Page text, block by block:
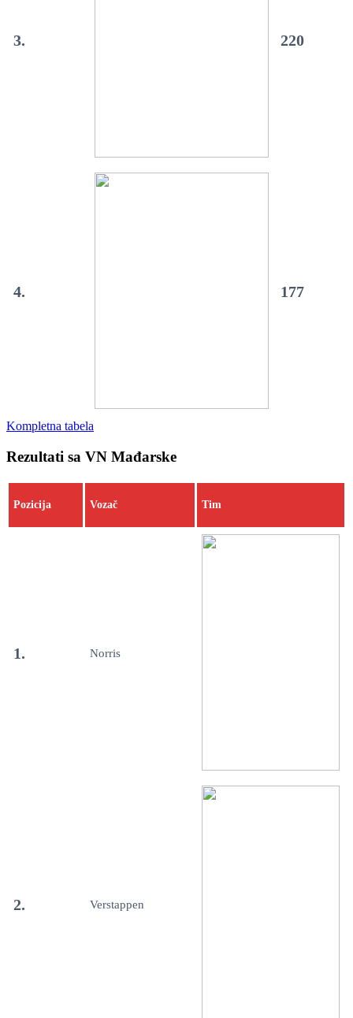
3. 220
4. 177
Kompletna tabela
Rezultati sa VN Mađarske
Pozicija Vozač Tim
1. Norris
2. Verstappen